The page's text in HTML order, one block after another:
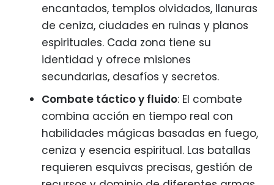
encantados, templos olvidados, llanuras
de ceniza, ciudades en ruinas y planos
espirituales. Cada zona tiene su
identidad y ofrece misiones
secundarias, desafíos y secretos.
Combate táctico y fluido: El combate
combina acción en tiempo real con
habilidades mágicas basadas en fuego,
ceniza y esencia espiritual. Las batallas
requieren esquivas precisas, gestión de